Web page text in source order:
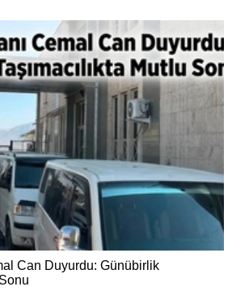
Can Duyurdu: Günübirlik